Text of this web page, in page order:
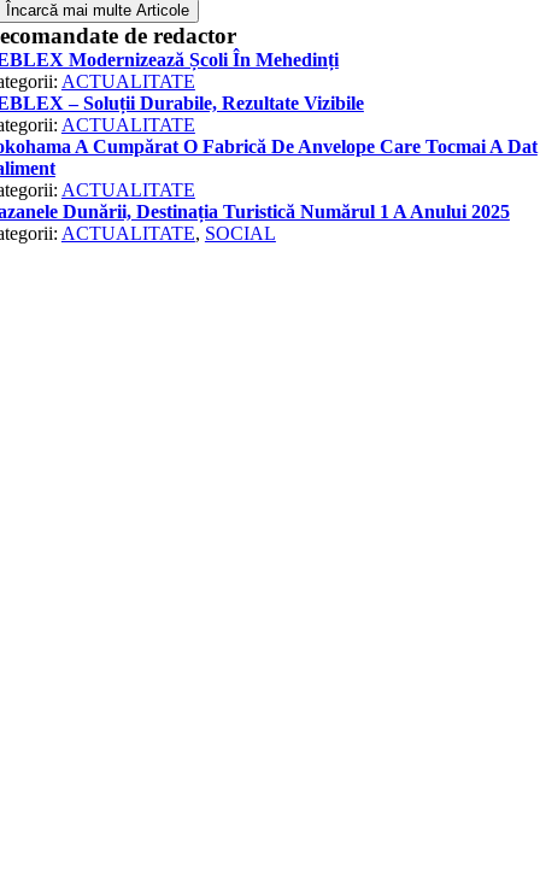
Încarcă mai multe Articole
de redactor
Modernizează Școli În Mehedinți
ACTUALITATE
– Soluții Durabile, Rezultate Vizibile
ACTUALITATE
A Cumpărat O Fabrică De Anvelope Care Tocmai A Dat
ACTUALITATE
Dunării, Destinația Turistică Numărul 1 A Anului 2025
ACTUALITATE, SOCIAL